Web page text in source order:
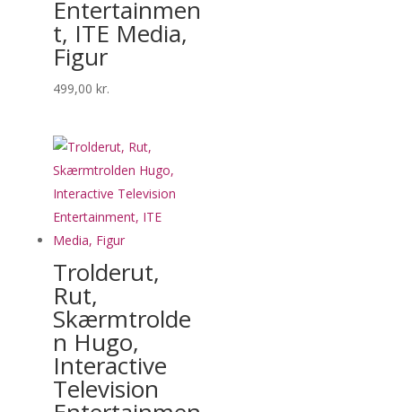
Entertainmen
t, ITE Media,
Figur
499,00 kr.
Trolderut,
Rut,
Skærmtrolde
n Hugo,
Interactive
Television